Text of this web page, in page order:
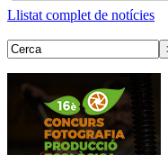
Llistat complet de notícies